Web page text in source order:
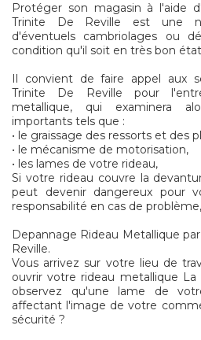
Protéger son magasin à l'aide
Trinite De Reville est une
d'éventuels cambriolages ou
condition qu'il soit en très bon
Il convient de faire appel aux
Trinite De Reville pour
metallique, qui examinera
importants tels que :
• le graissage des ressorts et des
• le mécanisme de motorisation,
• les lames de votre rideau,
Si votre rideau couvre la
peut devenir dangereux pour
responsabilité en cas de
Depannage Rideau Metallique
Reville.
Vous arrivez sur votre lieu de
ouvrir votre rideau metallique
observez qu'une lame de
affectant l'image de votre
sécurité ?